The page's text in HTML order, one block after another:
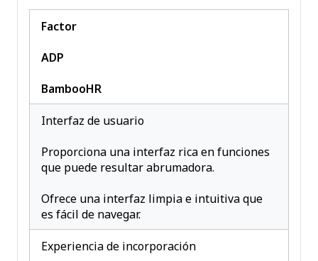
Factor
ADP
BambooHR
Interfaz de usuario
Proporciona una interfaz rica en funciones
que puede resultar abrumadora.
Ofrece una interfaz limpia e intuitiva que
es fácil de navegar.
Experiencia de incorporación